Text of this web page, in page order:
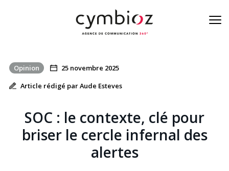
À la une de la cyber
Nos métiers
Opinion
25 novembre 2025
Article rédigé par Aude Esteves
SOC : le contexte, clé pour
briser le cercle infernal des
alertes